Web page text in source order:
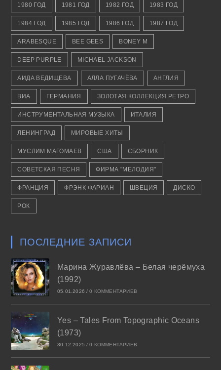
1980 ГОД 1981 ГОД 1982 ГОД 1983 ГОД
1984 ГОД 1985 ГОД 1986 ГОД 1987 ГОД
ARABESQUE BEE GEES BONEY M
DEEP PURPLE MICHAEL JACKSON
АИДА ВЕДИЩЕВА АЛЛА ПУГАЧЁВА АНГЛИЯ
ВИА ГЕРМАНИЯ ЗОЛОТАЯ КОЛЛЕКЦИЯ РЕТРО
ИНСТРУМЕНТАЛЬНАЯ МУЗЫКА ИТАЛИЯ
ЛЕНИНГРАД МИРОВЫЕ ХИТЫ
МУСЛИМ МАГОМАЕВ США СБОРНИК
СОВЕТСКАЯ ПЕСНЯ ФИРМА "МЕЛОДИЯ"
ФРАНЦИЯ ФРЭНК ФАРИАН ШВЕЦИЯ ДИСКО
РОК
ПОСЛЕДНИЕ ЗАПИСИ
Марина Журавлёва – Белая черёмуха
(1992)
05.01.2026 / 0 КОММЕНТАРИЕВ
Yes – Tales From Topographic Oceans
(1973)
30.12.2025 / 0 КОММЕНТАРИЕВ